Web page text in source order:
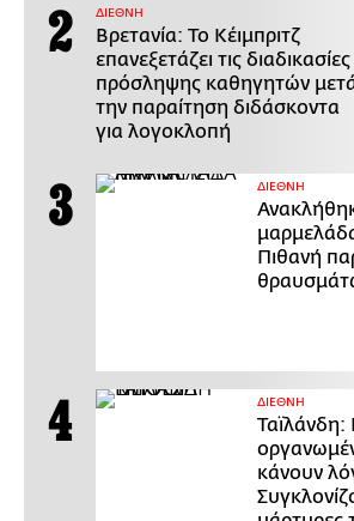
ΔΙΕΘΝΗ
Βρετανία: Το Κέιμπριτζ
επανεξετάζει τις διαδικασίες
πρόσληψης καθηγητών
την παραίτηση διδάσκοντα
για λογοκλοπή
ΔΙΕΘΝΗ
Πιθανή
ΔΙΕΘΝΗ
Ταϊλάνδη:
κάνουν